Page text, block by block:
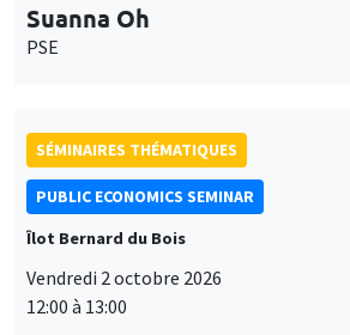
Suanna Oh
PSE
SÉMINAIRES THÉMATIQUES
PUBLIC ECONOMICS SEMINAR
Îlot Bernard du Bois
Vendredi 2 octobre 2026
12:00 à 13:00